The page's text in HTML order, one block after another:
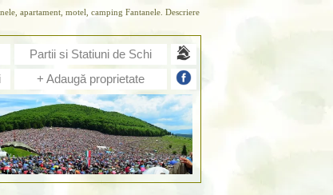
apartament, motel, camping Fantanele. Descriere
Partii si Statiuni de Schi
+ Adaugă proprietate